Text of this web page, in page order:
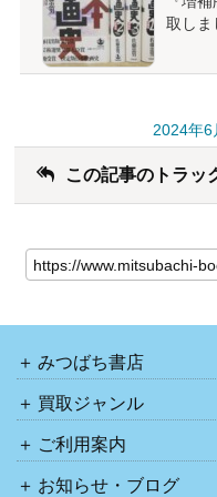
取しま
2024年6
この記事のトラッ
みつばち書店
買取ジャンル
ご利用案内
お知らせ・ブログ